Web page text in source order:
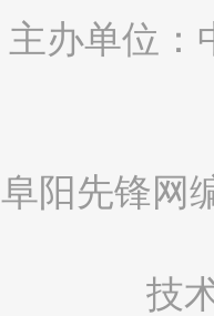
主办单位：
阜阳先锋网
技